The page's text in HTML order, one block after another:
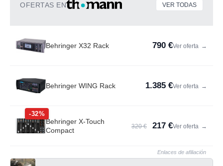
OFERTAS EN VER TODAS
Behringer X32 Rack 790 €Ver oferta →
Behringer WING Rack 1.385 €Ver oferta →
-32%
Behringer X-Touch
Compact
320 € 217 €Ver oferta →
Enlaces de afiliación